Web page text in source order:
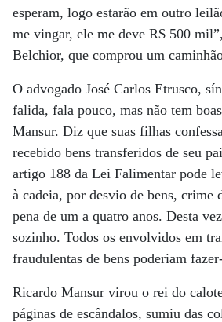
esperam, logo estarão em outro
me vingar, ele me deve R$ 500
Belchior, que comprou um
O advogado José Carlos Etrusco,
falida, fala pouco, mas não tem
Mansur. Diz que suas filhas
recebido bens transferidos de seu
artigo 188 da Lei Falimentar pode
à cadeia, por desvio de bens, crime
pena de um a quatro anos. Desta
sozinho. Todos os envolvidos em
fraudulentas de bens poderiam
Ricardo Mansur virou o rei do
páginas de escândalos, sumiu das